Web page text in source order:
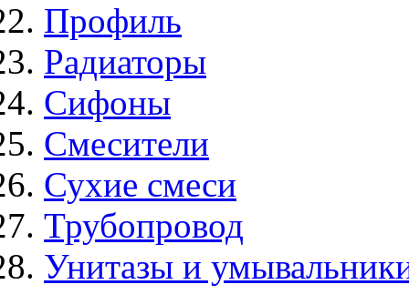
Профиль
Радиаторы
Сифоны
Смесители
Сухие смеси
Трубопровод
Унитазы и